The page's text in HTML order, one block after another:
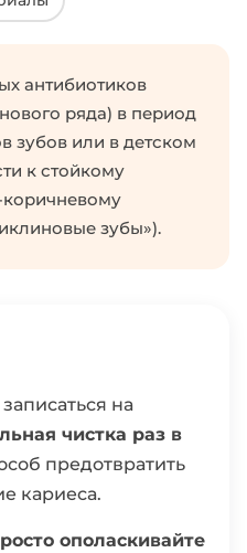
антибиотиков
ряда) в период
зубов или в детском
к стойкому
зубы»).
на
чистка раз в
предотвратить
кариеса.
ополаскивайте